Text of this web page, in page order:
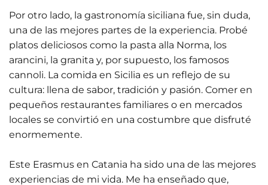
Por otro lado, la gastronomía siciliana fue, sin duda,
una de las mejores partes de la experiencia. Probé
platos deliciosos como la pasta alla Norma, los
arancini, la granita y, por supuesto, los famosos
cannoli. La comida en Sicilia es un reflejo de su
cultura: llena de sabor, tradición y pasión. Comer en
pequeños restaurantes familiares o en mercados
locales se convirtió en una costumbre que disfruté
enormemente.
Este Erasmus en Catania ha sido una de las mejores
experiencias de mi vida. Me ha enseñado que,